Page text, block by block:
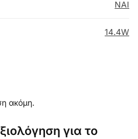
NAI
14.4W
ακόμη.
για το